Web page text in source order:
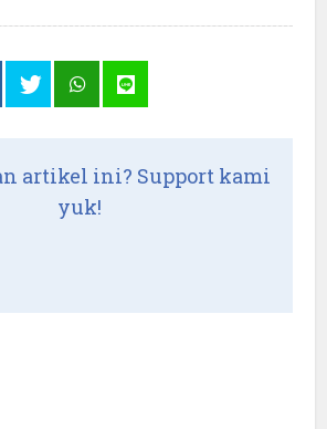
artikel ini? Support kami
yuk!